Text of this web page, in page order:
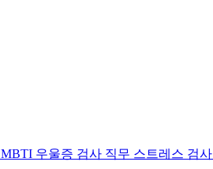
MBTI 우울증 검사 직무 스트레스 검사